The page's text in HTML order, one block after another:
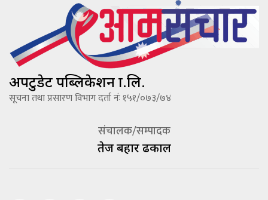
अपटुडेट पब्लिकेशन प्रा.लि.
सूचना तथा प्रसारण विभाग दर्ता नंः १५१/०७३/७४
संचालक/सम्पादक
तेज बहादूर ढकाल